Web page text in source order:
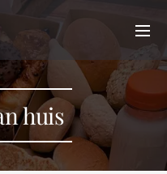
huis